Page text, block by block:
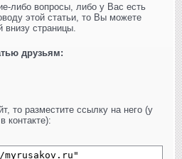
либо вопросы, либо у Вас есть
этой статьи, то Вы можете
внизу страницы.
друзьям:
то разместите ссылку на него (у
контакте):